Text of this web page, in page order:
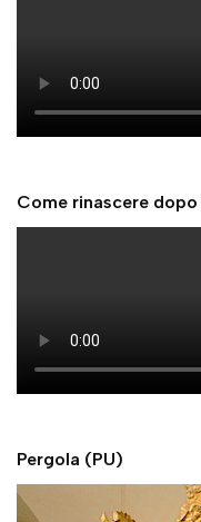
Come rinascere
Pergola (PU)